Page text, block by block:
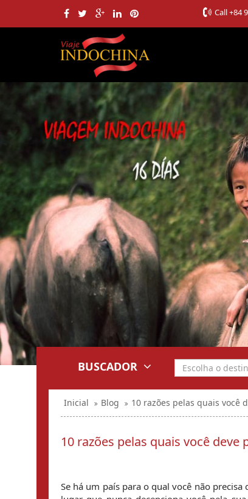
Call+84
BUSCADOR
Inicial Blog 10 razões pelas quais você
10 razões pelas quais você deve
Se há um país para o qual você não